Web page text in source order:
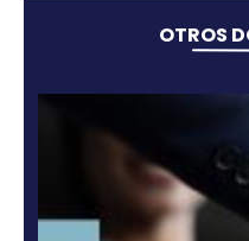
Régimen
zonas
francas
empresas
ProColombia.
En total fueron
santandereana que
modelo de zonas
escala mundial. Los